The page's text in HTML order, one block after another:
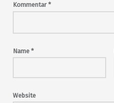
Kommentar *
Name *
Website